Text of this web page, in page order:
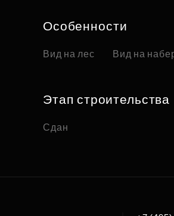
Особенности
Вид на лес Вид на
Этап строительства
Сдан